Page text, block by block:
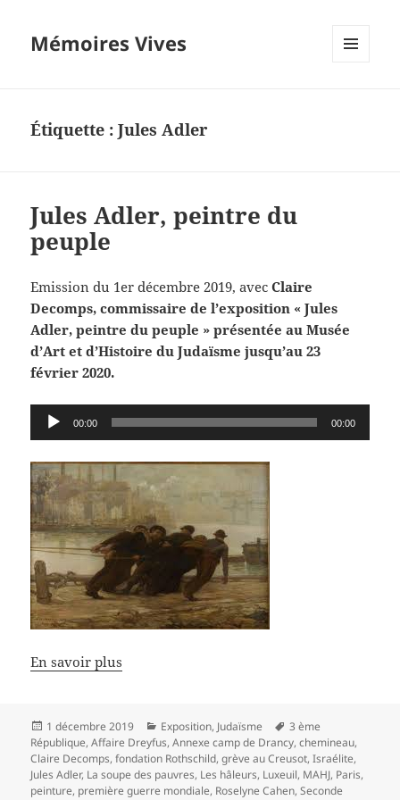
Mémoires Vives
Étiquette :Jules Adler
Jules Adler, peintre du
peuple
Emission du 1er décembre 2019, avecClaire
Decomps, commissaire de l’exposition « Jules
Adler, peintre du peuple » présentée au Musée
d’Art et d’Histoire du Judaïsme jusqu’au 23
février 2020.
Lecteur
audio
00:00 00:00
En savoir plus
Publié
le
1 décembre 2019 Catégories
Exposition, Judaïsme
Mots-
clés
3 ème
République,Affaire Dreyfus,Annexe camp de Drancy,chemineau,
Claire Decomps,fondation Rothschild,grève au Creusot,Israélite,
Jules Adler, La soupe des pauvres, Les hâleurs, Luxeuil, MAHJ, Paris,
peinture, première guerre mondiale, Roselyne Cahen,Seconde